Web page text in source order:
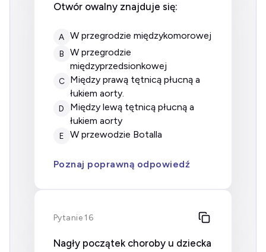
Otwór owalny znajduje się:
A w przegrodzie międzykomorowej
B
w przegrodzie
międzyprzedsionkowej
C
między prawą tętnicą płucną a
łukiem aorty.
D
między lewą tętnicą płucną a
łukiem aorty
E w przewodzie Botalla
Poznaj poprawną odpowiedź
Pytanie 16
Nagły początek choroby u dziecka